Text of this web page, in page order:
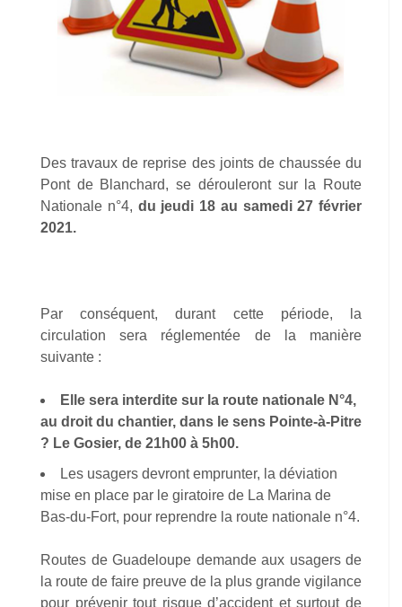
Des travaux de reprise des joints de chaussée du
Pont de Blanchard, se dérouleront sur la Route
Nationale n°4, du jeudi 18 au samedi 27 février
2021.
Par conséquent, durant cette période, la
circulation sera réglementée de la manière
suivante :
Elle sera interdite sur la route nationale N°4,
au droit du chantier, dans le sens Pointe-à-Pitre
? Le Gosier, de 21h00 à 5h00.
Les usagers devront emprunter, la déviation
mise en place par le giratoire de La Marina de
Bas-du-Fort, pour reprendre la route nationale n°4.
Routes de Guadeloupe demande aux usagers de
la route de faire preuve de la plus grande vigilance
pour prévenir tout risque d’accident et surtout de